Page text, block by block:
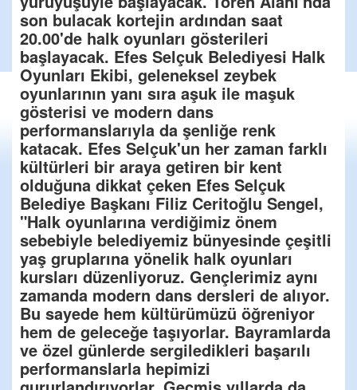
son bulacak kortejin ardından saat
20.00'de halk oyunları gösterileri
başlayacak. Efes Selçuk Belediyesi Halk
Oyunları Ekibi, geleneksel zeybek
oyunlarının yanı sıra aşuk ile maşuk
gösterisi ve modern dans
performanslarıyla da şenliğe renk
katacak. Efes Selçuk'un her zaman farklı
kültürleri bir araya getiren bir kent
olduğuna dikkat çeken Efes Selçuk
Belediye Başkanı Filiz Ceritoğlu Sengel,
"Halk oyunlarına verdiğimiz önem
sebebiyle belediyemiz bünyesinde çeşitli
yaş gruplarına yönelik halk oyunları
kursları düzenliyoruz. Gençlerimiz aynı
zamanda modern dans dersleri de alıyor.
Bu sayede hem kültürümüzü öğreniyor
hem de geleceğe taşıyorlar. Bayramlarda
ve özel günlerde sergiledikleri başarılı
performanslarla hepimizi